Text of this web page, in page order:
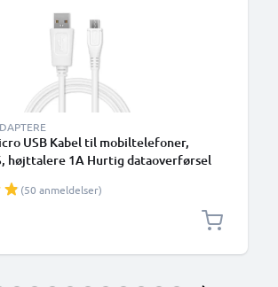
USB Kabel til mobiltelefoner,
højttalere 1A Hurtig dataoverførsel
(50 anmeldelser)